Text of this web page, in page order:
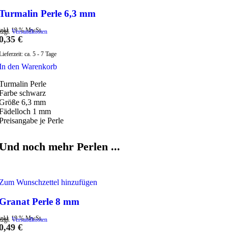
Perle 6,3 mm
19 % MwSt.
Versandkosten
€
ca. 5 - 7 Tage
den Warenkorb
Perle
schwarz
6,3 mm
1 mm
je Perle
noch mehr Perlen ...
Wunschzettel hinzufügen
Perle 8 mm
19 % MwSt.
Versandkosten
€